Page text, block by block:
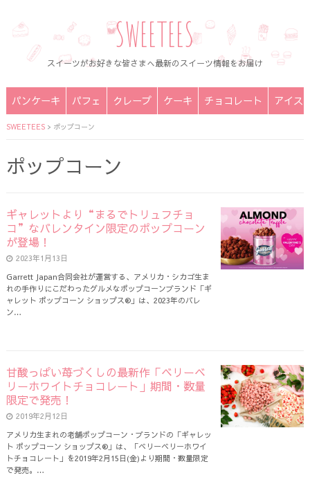
SWEETEES
スイーツがお好きな皆さまへ最新のスイーツ情報をお届け
パンケーキ パフェ クレープ ケーキ チョコレート アイス
SWEETEES> ポップコーン
ポップコーン
ギャレットより“まるでトリュフチョ
コ”なバレンタイン限定のポップコーン
が登場！
2023年1月13日
Garrett Japan合同会社が運営する、アメリカ・シカゴ生ま
れの手作りにこだわったグルメなポップコーンブランド「ギ
ャレット ポップコーン ショップス®」は、2023年のバレ
ン…
甘酸っぱい苺づくしの最新作「ベリーベ
リーホワイトチョコレート」期間・数量
限定で発売！
2019年2月12日
アメリカ生まれの老舗ポップコーン・ブランドの「ギャレッ
ト ポップコーン ショップス®」は、「ベリーベリーホワイ
トチョコレート」を2019年2月15日(金)より期間・数量限定
で発売。…